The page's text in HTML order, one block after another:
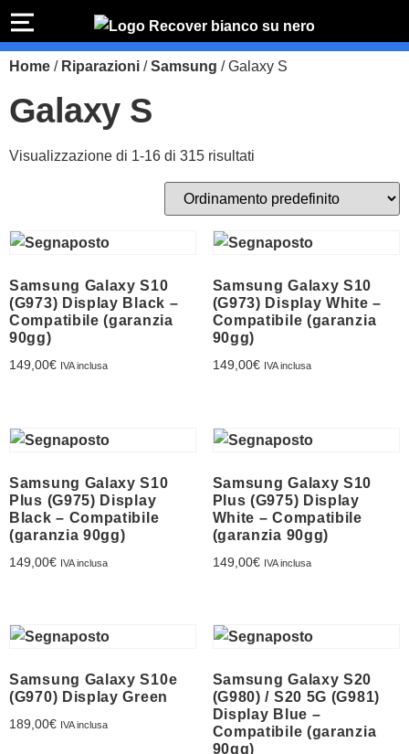
PREVENTIVO RIPARAZIONE
ACQUISTA IPHONE
Rivenditori B2B
Contatti
VICENZA
PREVENTIVO
online
RIPARAZIONE
IPHONE
Sostituzione
batteria
Home / Riparazioni /Samsung / Galaxy S
Galaxy S
Visualizzazione di 1-16 di 315 risultati
Samsung Galaxy S10
(G973) Display Black –
Compatibile (garanzia
90gg)
149,00€ IVA inclusa
Samsung Galaxy S10
(G973) Display White –
Compatibile (garanzia
90gg)
149,00€ IVA inclusa
Samsung Galaxy S10
Plus (G975) Display
Black – Compatibile
(garanzia 90gg)
149,00€ IVA inclusa
Samsung Galaxy S10
Plus (G975) Display
White – Compatibile
(garanzia 90gg)
149,00€ IVA inclusa
Samsung Galaxy S10e
(G970) Display Green
189,00€ IVA inclusa
Samsung Galaxy S20
(G980) / S20 5G (G981)
Display Blue –
Compatibile (garanzia
90gg)